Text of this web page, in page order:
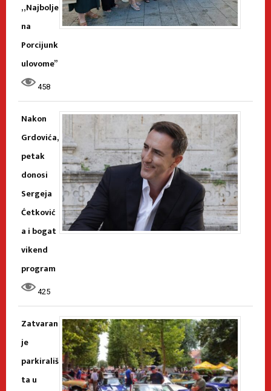
„Najbolje
na
Porcijunk
ulovome”
458
Nakon
Grdovića,
petak
donosi
Sergeja
Ćetković
a i bogat
vikend
program
425
Zatvaran
je
parkirališ
ta u